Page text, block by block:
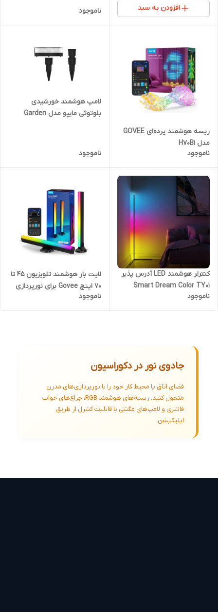
افزودن به سبد ناموجود
ریسه هوشمند پرده‌ای GOVEE
مدل H70B1
ناموجود
لامپ هوشمند خورشیدی
بلوتوثی مایپو مدل Garden
ناموجود
کنترلر هوشمند LED آدرس پذیر
Smart Dream Color TY01
ناموجود
لایت بار هوشمند تلویزیون ۴۵ تا
۷۰ اینچ Govee برای نورپردازی
پشت تلویزیون
ناموجود
جادوی نور در دکوراسیون
فضای اتاق یا محیط کار خود را با نورپردازی‌های مدرن
متحول کنید. ریسه‌های هوشمند RGB، چراغ‌های خواب
فانتزی و لامپ‌های مگنتی با قابلیت کنترل از طریق
اپلیکیشن.